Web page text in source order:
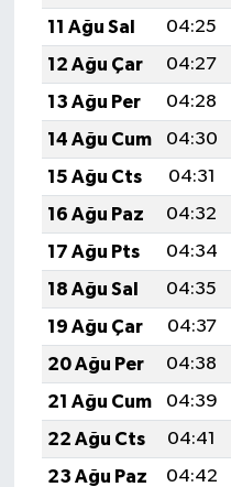
11 Ağu Sal
04:25
12 Ağu Çar
04:27
13 Ağu Per
04:28
14 Ağu Cum
04:30
15 Ağu Cts
04:31
16 Ağu Paz
04:32
17 Ağu Pts
04:34
18 Ağu Sal
04:35
19 Ağu Çar
04:37
20 Ağu Per
04:38
21 Ağu Cum
04:39
22 Ağu Cts
04:41
23 Ağu Paz
04:42